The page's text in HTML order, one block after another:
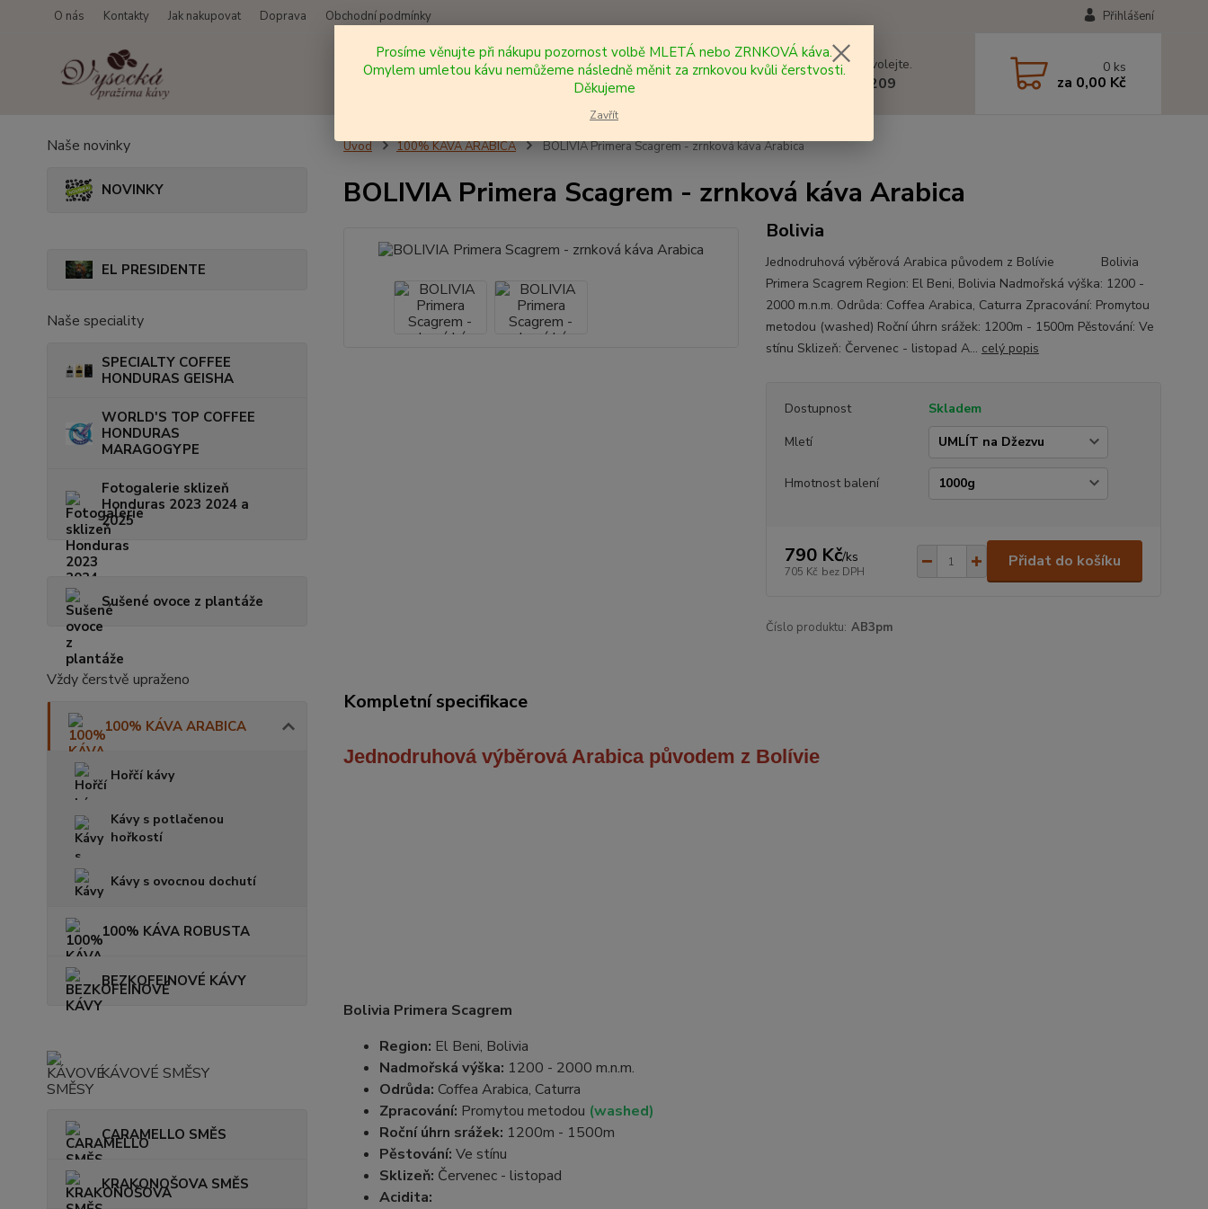
O nás Kontakty Jak nakupovat Doprava Obchodní podmínky Přihlášení
Hledat Nevíte si rady? Zavolejte.
+420 602 577 209
0 ks
za 0,00 Kč
Naše novinky
NOVINKY
EL PRESIDENTE
Naše speciality
SPECIALTY COFFEE
HONDURAS GEISHA
WORLD'S TOP COFFEE
HONDURAS
MARAGOGYPE
Fotogalerie sklizeň
Honduras 2023 2024 a
2025
Sušené ovoce z plantáže
Vždy čerstvě upraženo
100% KÁVA ARABICA
Hořčí kávy
Kávy s potlačenou
hořkostí
Kávy s ovocnou dochutí
100% KÁVA ROBUSTA
BEZKOFEINOVÉ KÁVY
KÁVOVÉ SMĚSY
CARAMELLO SMĚS
KRAKONOŠOVA SMĚS
Úvod 100% KÁVA ARABICA BOLIVIA Primera Scagrem - zrnková káva Arabica
BOLIVIA Primera Scagrem - zrnková káva Arabica
Bolivia
Jednodruhová výběrová Arabica původem z Bolívie Bolivia
Primera Scagrem Region: El Beni, Bolivia Nadmořská výška: 1200 -
2000 m.n.m. Odrůda: Coffea Arabica, Caturra Zpracování: Promytou
metodou (washed) Roční úhrn srážek: 1200m - 1500m Pěstování: Ve
stínu Sklizeň: Červenec - listopad A... celý popis
Dostupnost
Skladem
Mletí
Hmotnost balení
790 Kč/ks
705 Kč bez DPH
Přidat do košíku
Číslo produktu: AB3pm
Kompletní specifikace
Jednodruhová výběrová Arabicapůvodem z Bolívie
Bolivia Primera Scagrem
Region: El Beni, Bolivia
Nadmořská výška: 1200 - 2000 m.n.m.
Odrůda: Coffea Arabica, Caturra
Zpracování: Promytou metodou (washed)
Roční úhrn srážek: 1200m - 1500m
Pěstování: Ve stínu
Sklizeň: Červenec - listopad
Acidita:
Prosíme věnujte při nákupu pozornost volbě MLETÁ nebo ZRNKOVÁ káva.
Omylem umletou kávu nemůžeme následně měnit za zrnkovou kvůli čerstvosti.
Děkujeme
Zavřít